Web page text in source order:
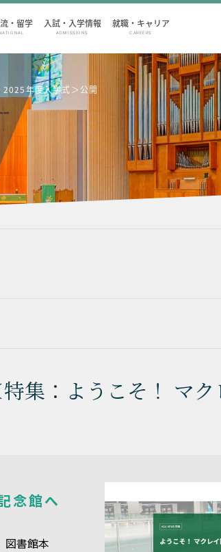
・留学 入試・入学情報
ADMISSIONS
就職・キャリア
CAREERS
2025年度入学式＞公開
集：ようこそ！ マ
念館へ
図書館本